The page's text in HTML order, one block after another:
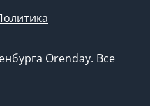
Orenday. Все